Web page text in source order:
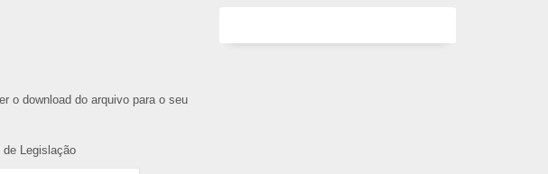
o download do arquivo para o seu
de Legislação